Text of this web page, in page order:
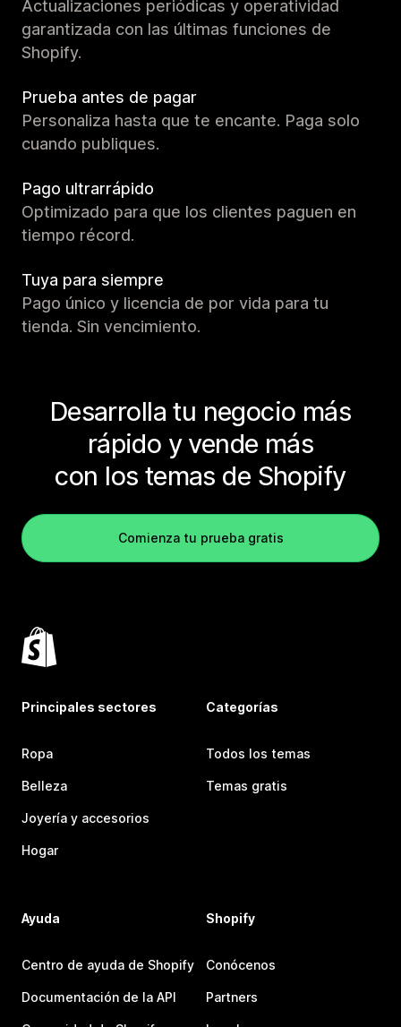
Actualizaciones periódicas y operatividad
garantizada con las últimas funciones de
Shopify.
Prueba antes de pagar
Personaliza hasta que te encante. Paga solo
cuando publiques.
Pago ultrarrápido
Optimizado para que los clientes paguen en
tiempo récord.
Tuya para siempre
Pago único y licencia de por vida para tu
tienda. Sin vencimiento.
Desarrolla tu negocio más
rápido y vende más
con los temas de Shopify
Comienza tu prueba gratis
Principales sectores
Ropa
Belleza
Joyería y accesorios
Hogar
Categorías
Todos los temas
Temas gratis
Ayuda
Centro de ayuda de Shopify
Documentación de la API
Shopify
Conócenos
Partners